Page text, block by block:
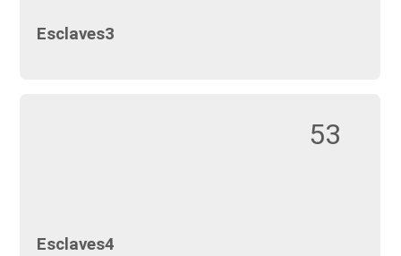
Esclaves3
53
Esclaves4